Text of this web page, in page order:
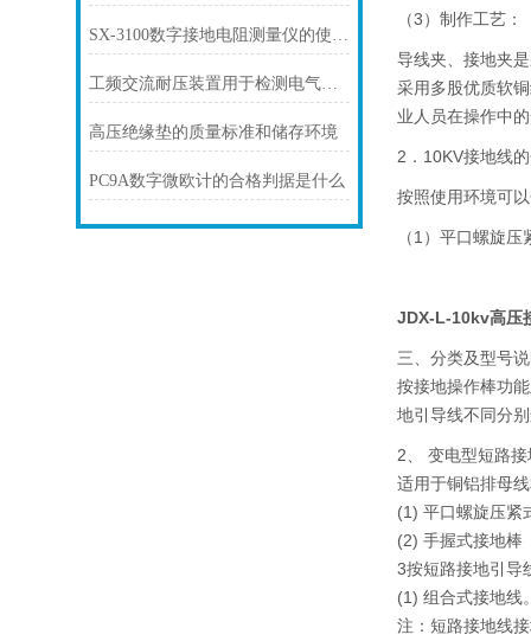
SX-3100数字接地电阻测量仪的使用方法
工频交流耐压装置用于检测电气设备绝缘性能
高压绝缘垫的质量标准和储存环境
PC9A数字微欧计的合格判据是什么
（3）制作工艺：
导线夹、接地夹
采用多股优质软
业人员在操作中
2．10KV接地线
按照使用环境可
（1）平口螺旋
JDX-L-10kv高压
三、分类及型号
按接地操作棒功
地引导线不同分
2、 变电型短路
适用于铜铝排母
(1) 平口螺旋压紧
(2) 手握式接地棒
3按短路接地引导
(1) 组合式接地线
注：短路接地线